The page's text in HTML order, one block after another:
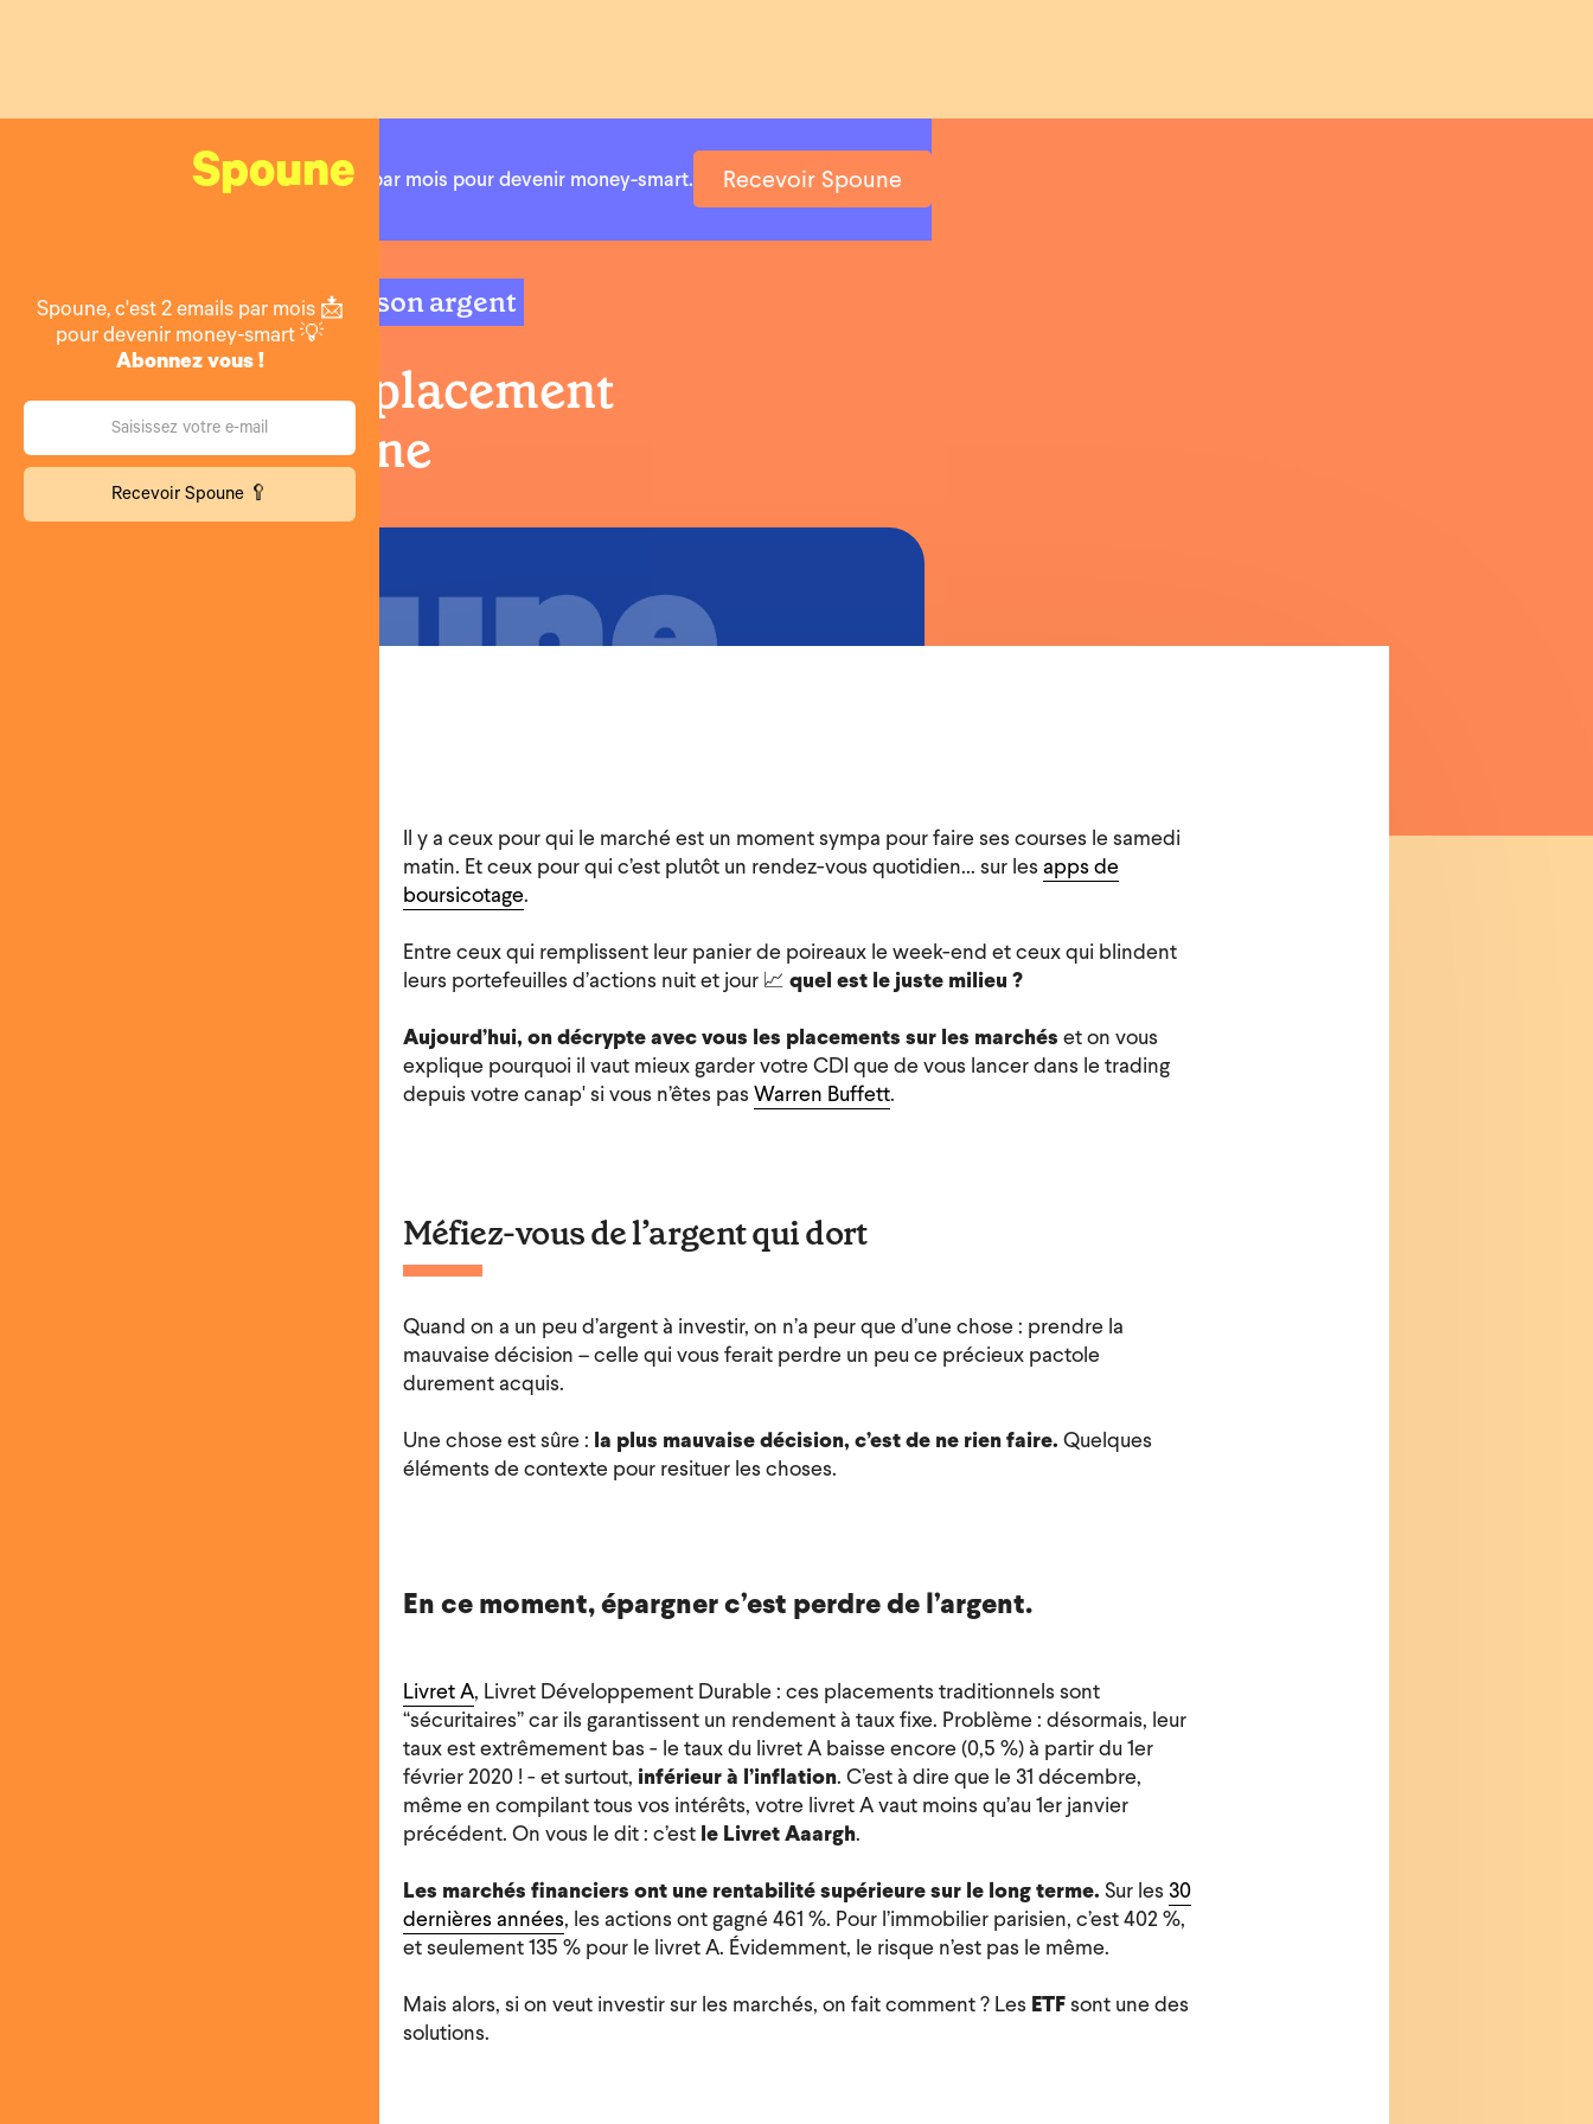
Spoune
Spoune, c'est 2 emails par mois 📩
pour devenir money-smart 💡
Abonnez vous !
2 emails par mois pour devenir money-smart. Recevoir Spoune
Placer son argent
Le pire placement
d'épargne
Il y a ceux pour qui le marché est un moment sympa pour faire ses courses le samedi
matin. Et ceux pour qui c’est plutôt un rendez-vous quotidien... sur lesapps de
boursicotage.
Entre ceux qui remplissent leur panier de poireaux le week-end et ceux qui blindent
leurs portefeuilles d’actions nuit et jour 📈 quel est le juste milieu ?
Aujourd’hui, on décrypte avec vous les placements sur les marchés et on vous
explique pourquoi il vaut mieux garder votre CDI que de vous lancer dans le trading
depuis votre canap' si vous n’êtes pasWarren Buffett.
Méfiez-vous de l’argent qui dort
Quand on a un peu d’argent à investir, on n’a peur que d’une chose : prendre la
mauvaise décision – celle qui vous ferait perdre un peu ce précieux pactole
durement acquis.
Une chose est sûre : la plus mauvaise décision, c’est de ne rien faire. Quelques
éléments de contexte pour resituer les choses.
En ce moment, épargner c’est perdre de l’argent.
Livret A, Livret Développement Durable : ces placements traditionnels sont
“sécuritaires” car ils garantissent un rendement à taux fixe. Problème : désormais, leur
taux est extrêmement bas - le taux du livret A baisse encore (0,5 %) à partir du 1er
février 2020 ! - et surtout, inférieur à l’inflation. C’est à dire que le 31 décembre,
même en compilant tous vos intérêts, votre livret A vaut moins qu’au 1er janvier
précédent. On vous le dit : c’est le Livret Aaargh.
Les marchés financiers ont une rentabilité supérieure sur le long terme. Sur les30
dernières années, les actions ont gagné 461 %. Pour l’immobilier parisien, c’est 402 %,
et seulement 135 % pour le livret A. Évidemment, le risque n’est pas le même.
Mais alors, si on veut investir sur les marchés, on fait comment ? Les ETFsont une des
solutions.